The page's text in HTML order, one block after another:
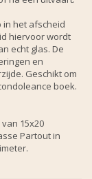
het afscheid
hiervoor wordt
echt glas. De
en
Geschikt om
boek.
15x20
Partout in